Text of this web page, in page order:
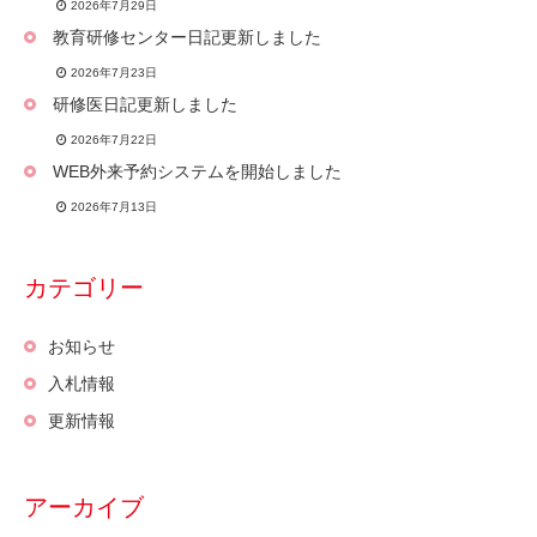
2026年7月29日
教育研修センター日記更新しました
2026年7月23日
研修医日記更新しました
2026年7月22日
WEB外来予約システムを開始しました
2026年7月13日
カテゴリー
お知らせ
入札情報
更新情報
アーカイブ